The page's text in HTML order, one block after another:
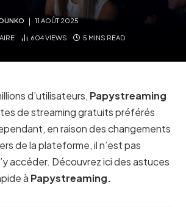
11 AOÛT 2025
604VIEWS 5 MINS READ
d’utilisateurs, Papystreaming
de streaming gratuits préférés
en raison des changements
de la plateforme, il n’est pas
accéder. Découvrez ici des astuces
à Papystreaming.